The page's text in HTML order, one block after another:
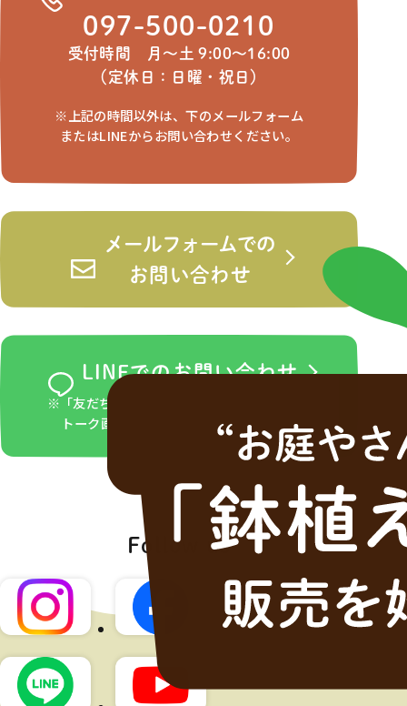
097-500-0210
受付時間 月～土 9:00～16:00
（定休日：日曜・祝日）
※上記の時間以外は、下のメールフォーム
またはLINEからお問い合わせください。
メールフォームでの
お問い合わせ
LINEでのお問い合わせ
※「友だち追加」ボタンをタップ後、LINEの
トーク画面からお問い合わせください。
Follow us